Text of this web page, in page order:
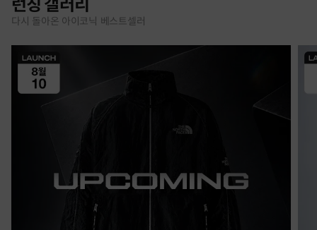
런칭 갤러리
다시 돌아온 아이코닉 베스트셀러